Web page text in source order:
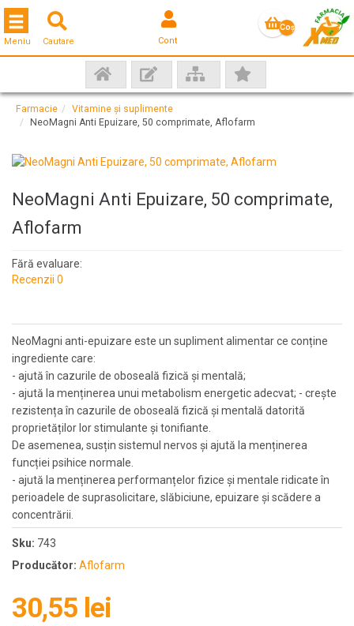
Cautare Cont
Coş
Toggle navigation
Meniu
Farmacie
Vitamine și suplimente
NeoMagni Anti Epuizare, 50 comprimate, Aflofarm
NeoMagni Anti Epuizare, 50 comprimate,
Aflofarm
Fără evaluare:
Recenzii 0
NeoMagni anti-epuizare este un supliment alimentar ce conține
ingrediente care:
- ajută în cazurile de oboseală fizică şi mentală;
- ajută la menținerea unui metabolism energetic adecvat; - crește
rezistența în cazurile de oboseală fizică și mentală datorită
proprietăților lor stimulante și tonifiante.
De asemenea, susțin sistemul nervos și ajută la menținerea
funcției psihice normale.
- ajută la menținerea performanțelor fizice și mentale ridicate în
perioadele de suprasolicitare, slăbiciune, epuizare și scădere a
concentrării.
Sku: 743
Producător: Aflofarm
30,55 lei